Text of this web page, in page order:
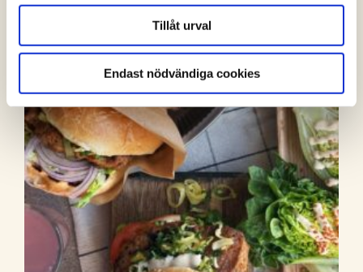
Tillåt urval
Endast nödvändiga cookies